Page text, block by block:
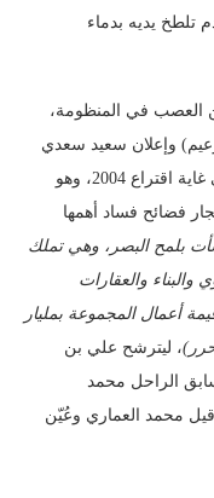
تلطخ يديه بدماء
العصب في المنظومة،
وإعلان سعيد سعدي (زعيم RCD) خروجه من الحكومة على الرغم من
رفض وزرائه تطبيق الأمر، ليستمر الوضع إلى غاية اقتراع 2004، وهو
فضائح فساد أهمها
بلمح البصر، وهي تملك
والعقارات
أعمال المجموعة بمليار
، ليترشح علي بن
الراحل محمد
محمد العماري وعُيّن